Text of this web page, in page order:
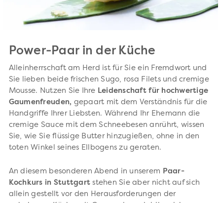
Power-Paar in der Küche
Alleinherrschaft am Herd ist für Sie ein Fremdwort und
Sie lieben beide frischen Sugo, rosa Filets und cremige
Mousse. Nutzen Sie Ihre Leidenschaft für hochwertige
Gaumenfreuden, gepaart mit dem Verständnis für die
Handgriffe Ihrer Liebsten. Während Ihr Ehemann die
cremige Sauce mit dem Schneebesen anrührt, wissen
Sie, wie Sie flüssige Butter hinzugießen, ohne in den
toten Winkel seines Ellbogens zu geraten.
An diesem besonderen Abend in unserem Paar-
Kochkurs in Stuttgart stehen Sie aber nicht auf sich
allein gestellt vor den Herausforderungen der